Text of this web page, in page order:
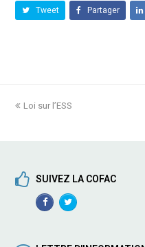
Tweet Partager
previous
Loi sur l’ESS
SUIVEZ LA COFAC
FacebookTwitterProfile